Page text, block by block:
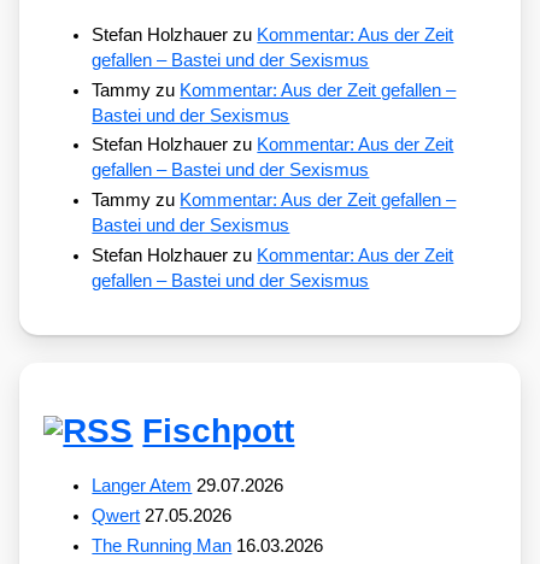
Stefan Holzhauer zu Kommentar: Aus der Zeit
gefallen – Bastei und der Sexismus
Tammy zu Kommentar: Aus der Zeit gefallen –
Bastei und der Sexismus
Stefan Holzhauer zu Kommentar: Aus der Zeit
gefallen – Bastei und der Sexismus
Tammy zu Kommentar: Aus der Zeit gefallen –
Bastei und der Sexismus
Stefan Holzhauer zu Kommentar: Aus der Zeit
gefallen – Bastei und der Sexismus
Fischpott
Langer Atem 29.07.2026
Qwert 27.05.2026
The Running Man 16.03.2026